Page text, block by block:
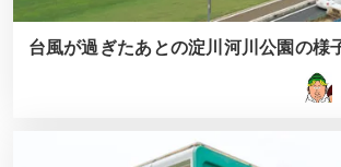
台風が過ぎたあとの淀川河川公園の様